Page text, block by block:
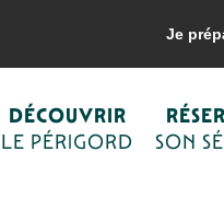
Je
DÉCOUVRIR
LE PÉRIGORD
SON
Je sélectionne mes activités
août de 08:00 à 13:00 / ...
Pays de Beynac-